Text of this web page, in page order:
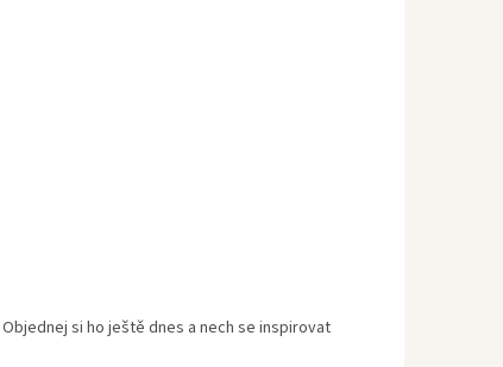
si ho ještě dnes a nech se inspirovat